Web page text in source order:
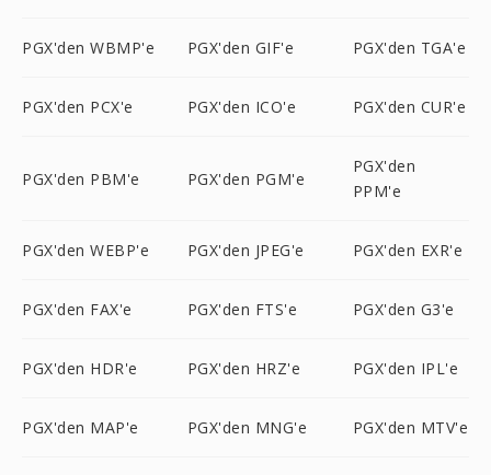
PGX'den WBMP'e PGX'den GIF'e PGX'den TGA'e
PGX'den PCX'e PGX'den ICO'e PGX'den CUR'e
PGX'den PBM'e PGX'den PGM'e
PGX'den
PPM'e
PGX'den WEBP'e PGX'den JPEG'e PGX'den EXR'e
PGX'den FAX'e PGX'den FTS'e PGX'den G3'e
PGX'den HDR'e PGX'den HRZ'e PGX'den IPL'e
PGX'den MAP'e PGX'den MNG'e PGX'den MTV'e